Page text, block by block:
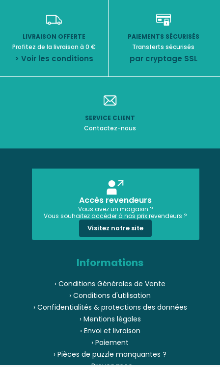
LIVRAISON OFFERTE
Profitez de la livraison à 0 €
> Voir les conditions
PAIEMENTS SÉCURISÉS
Transferts sécurisés
par cryptage SSL
SERVICE CLIENT
Contactez-nous
Accès revendeurs
Vous avez un magasin ?
Vous souhaitez accéder à nos prix revendeurs ?
Visitez notre site
Informations
› Conditions Générales de Vente
› Conditions d'utilisation
› Confidentialités & protections des données
› Mentions légales
› Envoi et livraison
› Paiement
› Pièces de puzzle manquantes ?